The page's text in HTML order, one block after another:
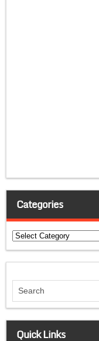
Categories
Categories
Quick Links